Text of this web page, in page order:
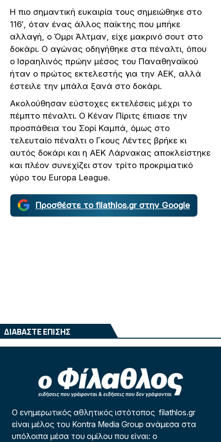
Η πιο σημαντική ευκαιρία τους σημειώθηκε στο
116′, όταν ένας άλλος παίκτης που μπήκε
αλλαγή, ο Όμρι Άλτμαν, είχε μακρινό σουτ στο
δοκάρι. Ο αγώνας οδηγήθηκε στα πέναλτι, όπου
ο Ισραηλινός πρώην μέσος του Παναθηναϊκού
ήταν ο πρώτος εκτελεστής για την ΑΕΚ, αλλά
έστειλε την μπάλα ξανά στο δοκάρι.
Ακολούθησαν εύστοχες εκτελέσεις μέχρι το
πέμπτο πέναλτι. Ο Κέναν Πίριτς έπιασε την
προσπάθεια του Σορί Καμπά, όμως στο
τελευταίο πέναλτι ο Γκους Λέντες βρήκε κι
αυτός δοκάρι και η ΑΕΚ Λάρνακας αποκλείστηκε
και πλέον συνεχίζει στον τρίτο προκριματικό
γύρο του Europa League.
Προσθέστε το filathlos.gr στην Google
ΔΙΑΒΑΣΤΕ ΕΠΙΣΗΣ
Ο ενημερωτικός αθλητικός ιστότοπος filathlos.gr
είναι μέλος του Kontra Media Group ανάμεσα στα
υπόλοιπα μέσα του ομίλου που είναι: ο